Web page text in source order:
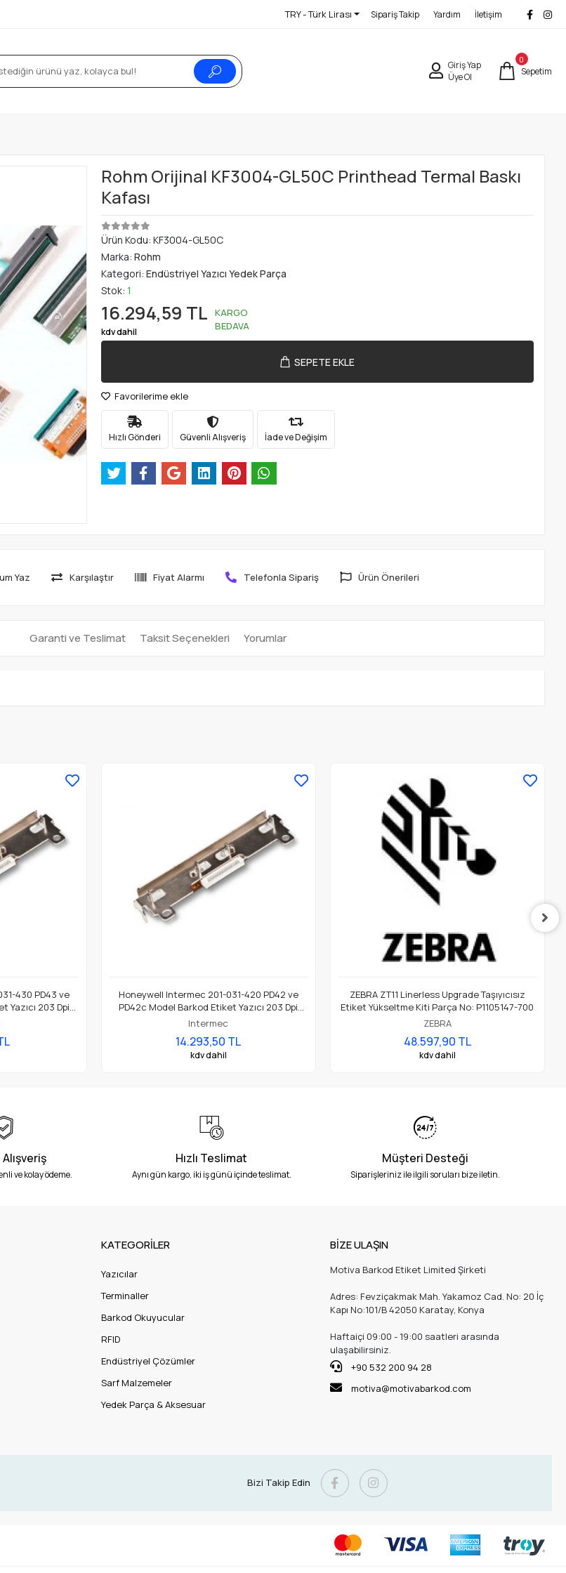
TRY - Türk Lirası Sipariş Takip Yardım İletişim
Giriş Yap
Üye Ol
0
Sepetim
Rohm Orijinal KF3004-GL50C Printhead Termal Baskı
Kafası
Ürün Kodu: KF3004-GL50C
Marka: Rohm
Kategori: Endüstriyel Yazıcı Yedek Parça
Stok: 1
16.294,59 TL
kdv dahil
KARGO
BEDAVA
SEPETE EKLE
Favorilerime ekle
Hızlı Gönderi Güvenli Alışveriş İade ve Değişim
Yaz Karşılaştır Fiyat Alarmı Telefonla Sipariş Ürün Önerileri
Garanti ve Teslimat Taksit Seçenekleri Yorumlar
430 PD43 ve
Yazıcı 203 Dpi
Honeywell Intermec 201-031-420 PD42 ve
PD42c Model Barkod Etiket Yazıcı 203 Dpi
Termal Baskı Kafası
Intermec
14.293,50 TL
kdv dahil
ZEBRA ZT11 Linerless Upgrade Taşıyıcısız
Etiket Yükseltme Kiti Parça No: P1105147-700
ZEBRA
48.597,90 TL
kdv dahil
ve kolay ödeme.
Hızlı Teslimat
Aynı gün kargo, iki iş günü içinde teslimat.
Müşteri Desteği
Siparişleriniz ile ilgili soruları bize iletin.
KATEGORİLER
Yazıcılar
Terminaller
Barkod Okuyucular
RFID
Endüstriyel Çözümler
Sarf Malzemeler
Yedek Parça & Aksesuar
BİZE ULAŞIN
Motiva Barkod Etiket Limited Şirketi
Adres: Fevziçakmak Mah. Yakamoz Cad. No: 20 İç
Kapı No:101/B 42050 Karatay, Konya
Haftaiçi 09:00 - 19:00 saatleri arasında
ulaşabilirsiniz.
+90 532 200 94 28
motiva@motivabarkod.com
Bizi Takip Edin